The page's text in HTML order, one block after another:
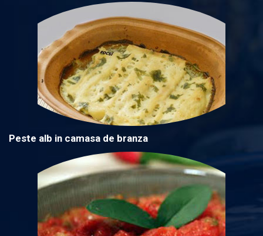
Peste alb in camasa de branza